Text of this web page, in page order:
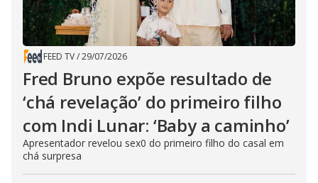
FEED TV/29/07/2026
Fred Bruno expõe resultado de
‘chá revelação’ do primeiro filho
com Indi Lunar: ‘Baby a caminho’
Apresentador revelou sex0 do primeiro filho do casal em
chá surpresa